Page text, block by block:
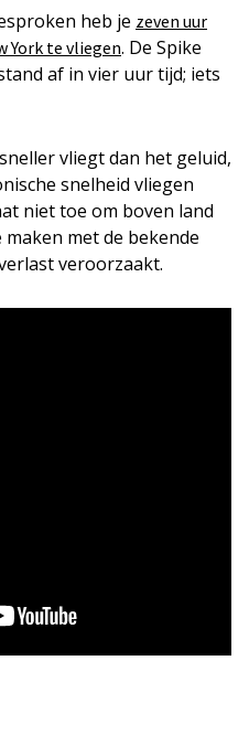
heb je zeven uur
York te vliegen. De Spike
af in vier uur tijd; iets
vliegt dan het geluid,
snelheid vliegen
niet toe om boven land
met de bekende
veroorzaakt.